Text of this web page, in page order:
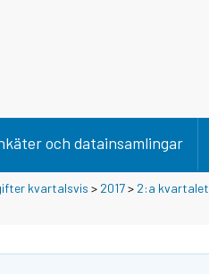
och datainsamlingar
kvartalsvis > 2017> 2:a kvartalet